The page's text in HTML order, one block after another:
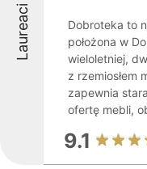
Laureaci
Dobroteka to
położona w
wieloletniej,
z rzemiosłem
zapewnia
ofertę mebli,
9.1